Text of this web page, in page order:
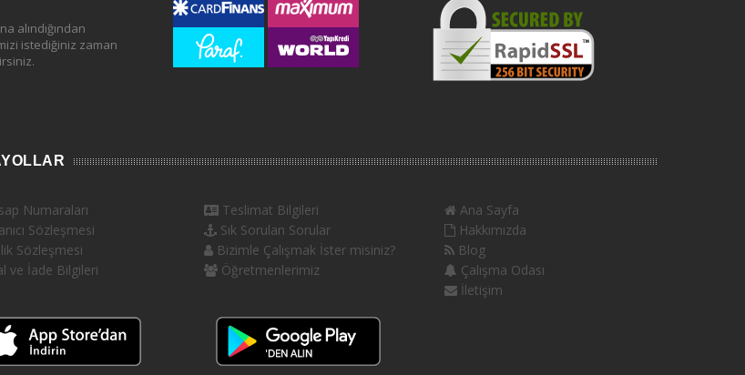
alındığından
istediğiniz zaman
Numaraları
Sözleşmesi
Sözleşmesi
ve İade Bilgileri
Teslimat Bilgileri
Sık Sorulan Sorular
Bizimle Çalışmak İster misiniz?
Öğretmenlerimiz
Ana Sayfa
Hakkımızda
Blog
Çalışma Odası
İletişim